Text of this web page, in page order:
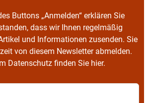
Buttons „Anmelden“ erklären Sie
dass wir Ihnen regelmäßig
und Informationen zusenden. Sie
von diesem Newsletter abmelden.
Datenschutz finden Sie hier.